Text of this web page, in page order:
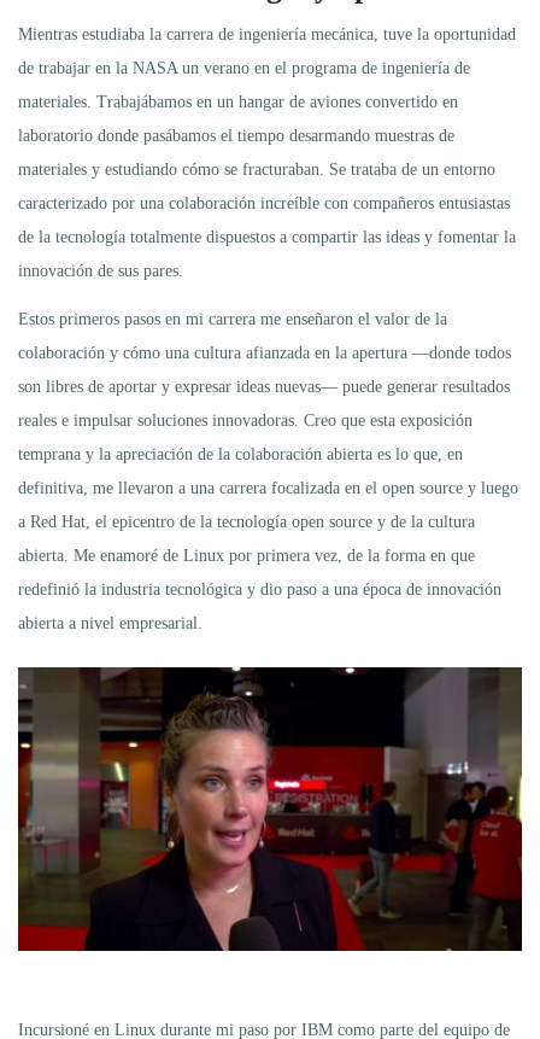
Mientras estudiaba la carrera de ingeniería mecánica, tuve la oportunidad
de trabajar en la NASA un verano en el programa de ingeniería de
materiales. Trabajábamos en un hangar de aviones convertido en
laboratorio donde pasábamos el tiempo desarmando muestras de
materiales y estudiando cómo se fracturaban. Se trataba de un entorno
caracterizado por una colaboración increíble con compañeros entusiastas
de la tecnología totalmente dispuestos a compartir las ideas y fomentar la
innovación de sus pares.
Estos primeros pasos en mi carrera me enseñaron el valor de la
colaboración y cómo una cultura afianzada en la apertura —donde todos
son libres de aportar y expresar ideas nuevas— puede generar resultados
reales e impulsar soluciones innovadoras. Creo que esta exposición
temprana y la apreciación de la colaboración abierta es lo que, en
definitiva, me llevaron a una carrera focalizada en el open source y luego
a Red Hat, el epicentro de la tecnología open source y de la cultura
abierta. Me enamoré de Linux por primera vez, de la forma en que
redefinió la industria tecnológica y dio paso a una época de innovación
abierta a nivel empresarial.
Incursioné en Linux durante mi paso por IBM como parte del equipo de